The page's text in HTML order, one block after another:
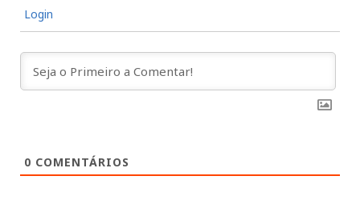
Login
0 COMENTÁRIOS